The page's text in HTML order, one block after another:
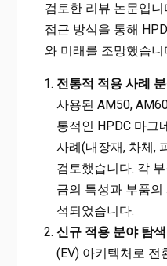
검토한 리뷰 논문입
접근 방식을 통해
와 미래를 조망했습니
전통적 적용 사례
사용된 AM50,
통적인 HPDC 마그
사례(내장재, 차체,
검토했습니다. 각
금의 특성과 부품
석되었습니다.
신규 적용 분야 탐
(EV) 아키텍처로 전